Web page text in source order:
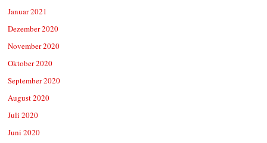
Januar 2021
Dezember 2020
November 2020
Oktober 2020
September 2020
August 2020
Juli 2020
Juni 2020